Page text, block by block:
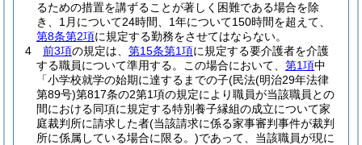
るための措置を講ずることが著しく困難である場合を除
き、1月について24時間、1年について150時間を超えて、
第8条第2項に規定する勤務をさせてはならない。
4
前3項の規定は、 第15条第1項に規定する要介護者を介護
する職員について準用する。
この場合において、 第1項中
「小学校就学の始期に達するまでの子(民法(明治29年法律
第89号)第817条の2第1項の規定により職員が当該職員との
間における同項に規定する特別養子縁組の成立について家
庭裁判所に請求した者(当該請求に係る家事審判事件が裁判
所に係属している場合に限る。)であって、当該職員が現に